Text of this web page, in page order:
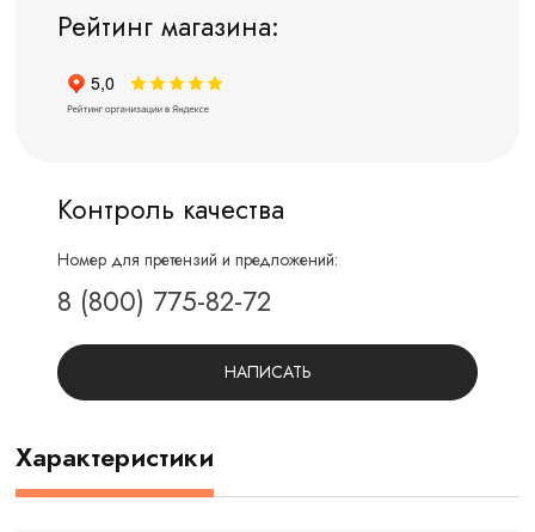
Рейтинг магазина:
Контроль качества
Номер для претензий и предложений:
8 (800) 775-82-72
НАПИСАТЬ
Характеристики